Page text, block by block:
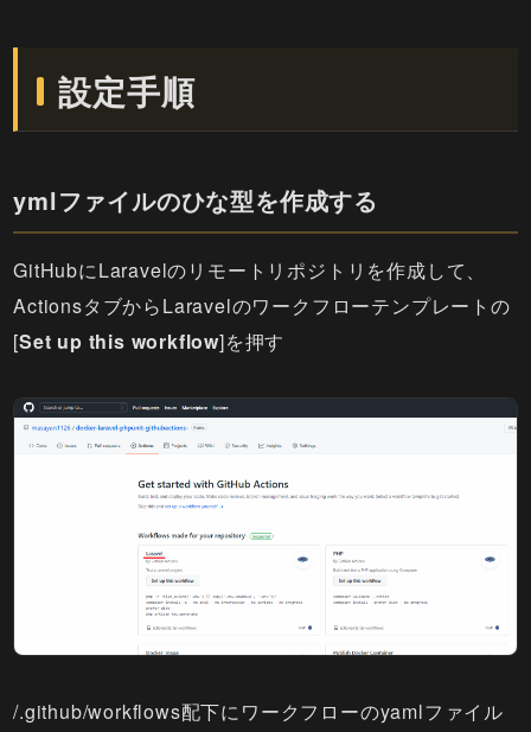
設定手順
ymlファイルのひな型を作成する
GitHubにLaravelのリモートリポジトリを作成して、
ActionsタブからLaravelのワークフローテンプレートの
[Set up this workflow]を押す
/.github/workflows配下にワークフローのyamlファイル